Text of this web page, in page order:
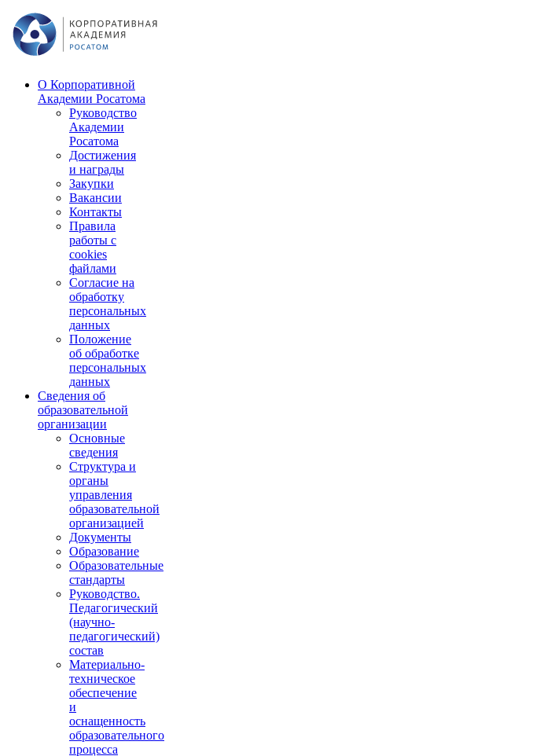
О Корпоративной
Академии Росатома
Руководство
Академии
Росатома
Достижения
и награды
Закупки
Вакансии
Контакты
Правила
работы с
cookies
файлами
Согласие на
обработку
персональных
данных
Положение
об обработке
персональных
данных
Сведения об
образовательной
организации
Основные
сведения
Структура и
органы
управления
образовательной
организацией
Документы
Образование
Образовательные
стандарты
Руководство.
Педагогический
(научно-
педагогический)
состав
Материально-
техническое
обеспечение
и
оснащенность
образовательного
процесса